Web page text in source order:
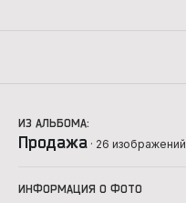
ИЗ АЛЬБОМА:
Продажа · 26 изображений
ИНФОРМАЦИЯ О ФОТО